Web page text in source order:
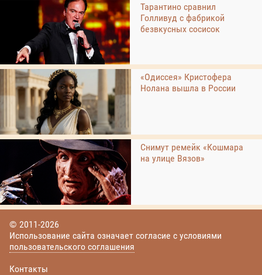
Тарантино сравнил
Голливуд с фабрикой
безвкусных сосисок
«Одиссея» Кристофера
Нолана вышла в России
Снимут ремейк «Кошмара
на улице Вязов»
© 2011-2026
Использование сайта означает согласие с условиями
пользовательского соглашения
Контакты